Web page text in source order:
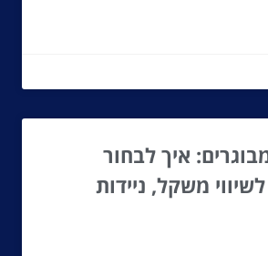
איך לבחור
לשיווי משקל, ניידות